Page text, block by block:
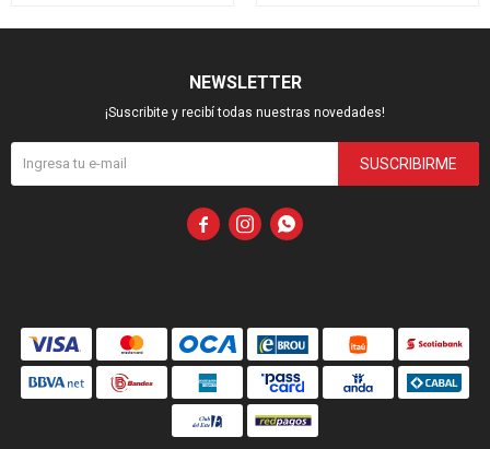
NEWSLETTER
¡Suscribite y recibí todas nuestras novedades!
SUSCRIBIRME
  